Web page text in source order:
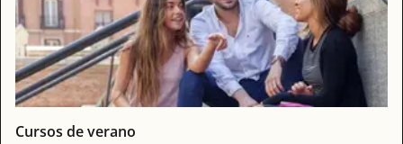
Cursos de verano